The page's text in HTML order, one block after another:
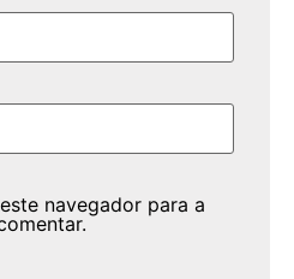
navegador para a